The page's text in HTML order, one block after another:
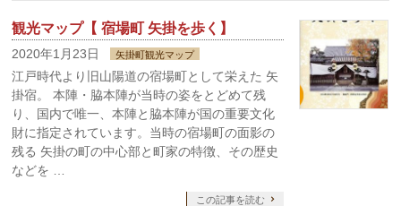
観光マップ【 宿場町 矢掛を歩く】
2020年1月23日 矢掛町観光マップ
江戸時代より旧山陽道の宿場町として栄えた 矢
掛宿。 本陣・脇本陣が当時の姿をとどめて残
り、国内で唯一、本陣と脇本陣が国の重要文化
財に指定されています。当時の宿場町の面影の
残る 矢掛の町の中心部と町家の特徴、その歴史
などを …
この記事を読む